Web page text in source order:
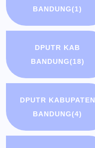
BANDUNG(1)
DPUTR KAB
BANDUNG(18)
DPUTR KABUPATEN
BANDUNG(4)